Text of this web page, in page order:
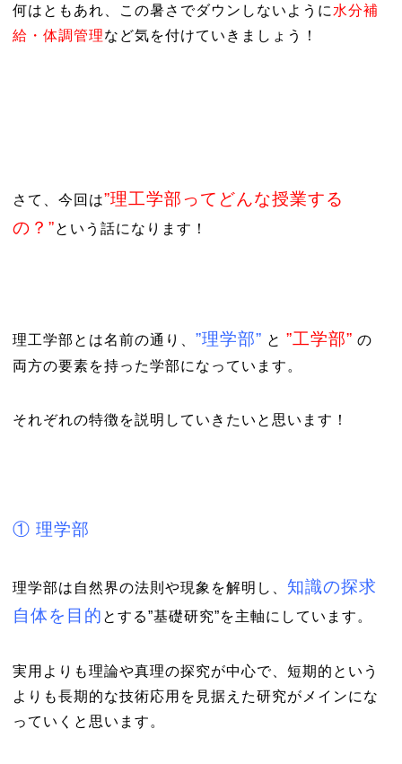
何はともあれ、この暑さでダウンしないように 水分補
給・体調管理など気を付けていきましょう！
さて、今回は”理工学部ってどんな授業する
の？”という話になります！
理工学部とは名前の通り、 ”理学部” と ”工学部” の
両方の要素を持った学部になっています。
それぞれの特徴を説明していきたいと思います！
① 理学部
理学部は自然界の法則や現象を解明し、 知識の探求
自体を目的 とする”基礎研究”を主軸にしています。
実用よりも理論や真理の探究が中心で、短期的という
よりも長期的な技術応用を見据えた研究がメインにな
っていくと思います。